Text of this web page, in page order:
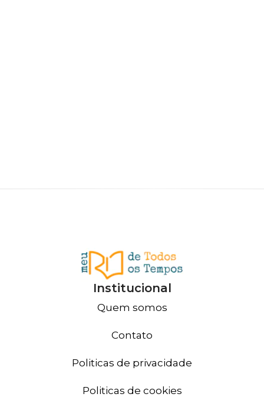
Institucional
Quem somos
Contato
Politicas de privacidade
Politicas de cookies